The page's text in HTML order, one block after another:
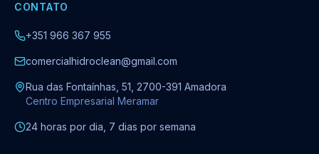
CONTATO
+351 966 367 955
comercialhidroclean@gmail.com
Rua das Fontaínhas, 51, 2700-391 Amadora
Centro Empresarial Meramar
24 horas por dia, 7 dias por semana